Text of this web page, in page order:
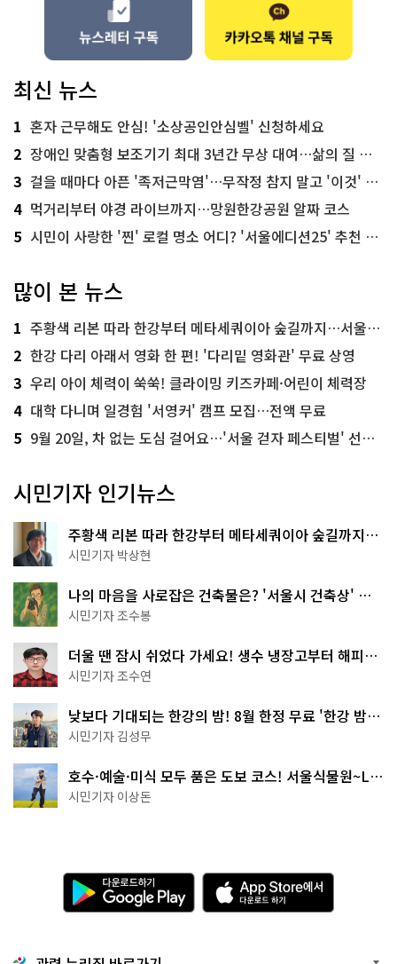
최신 뉴스
1 혼자 근무해도 안심! '소상공인안심벨' 신청하세요
2 장애인 맞춤형 보조기기 최대 3년간 무상 대여…삶의 질 높인다
3 걸을 때마다 아픈 '족저근막염'…무작정 참지 말고 '이것' 해보세요!
4 먹거리부터 야경 라이브까지…망원한강공원 알짜 코스
5 시민이 사랑한 '찐' 로컬 명소 어디? '서울에디션25' 추천 코스
많이 본 뉴스
1 주황색 리본 따라 한강부터 메타세쿼이아 숲길까지…서울둘레길 15코스
2 한강 다리 아래서 영화 한 편! '다리밑 영화관' 무료 상영
3 우리 아이 체력이 쑥쑥! 클라이밍 키즈카페·어린이 체력장
4 대학 다니며 일경험 '서영커' 캠프 모집…전액 무료
5 9월 20일, 차 없는 도심 걸어요…'서울 걷자 페스티벌' 선착순 5천명
시민기자 인기뉴스
주황색 리본 따라 한강부터 메타세쿼이아 숲길까지…
서울둘레길 15코스
시민기자 박상현
나의 마음을 사로잡은 건축물은? '서울시 건축상' 수
상작 공개!
시민기자 조수봉
더울 땐 잠시 쉬었다 가세요! 생수 냉장고부터 해피소
·무더위쉼터까지
시민기자 조수연
낮보다 기대되는 한강의 밤! 8월 한정 무료 '한강 밤
핑' 예약은?
시민기자 김성무
호수·예술·미식 모두 품은 도보 코스! 서울식물원~LG
아트센터~마곡테라스거리
시민기자 이상돈
다
운
로
기
A
p
p